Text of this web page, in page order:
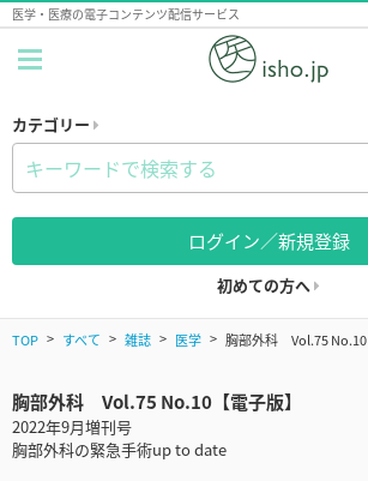
医学・医療の電子コンテンツ配信サービス
カテゴリー
ログイン／新規登録
初めての方へ
TOP すべて 雑誌 医学 胸部外科 Vol.75 No.10
胸部外科 Vol.75 No.10【電子版】
2022年9月増刊号
胸部外科の緊急手術up to date